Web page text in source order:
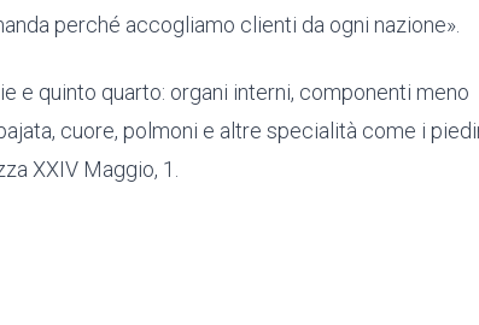
perché accogliamo clienti da ogni nazione».
e quinto quarto: organi interni, componenti meno
cuore, polmoni e altre specialità come i
XXIV Maggio, 1.